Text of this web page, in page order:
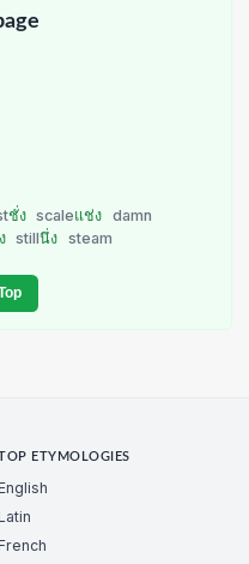
ชั่ง scaleแช่ง damn
stillนึ่ง steam
TOP ETYMOLOGIES